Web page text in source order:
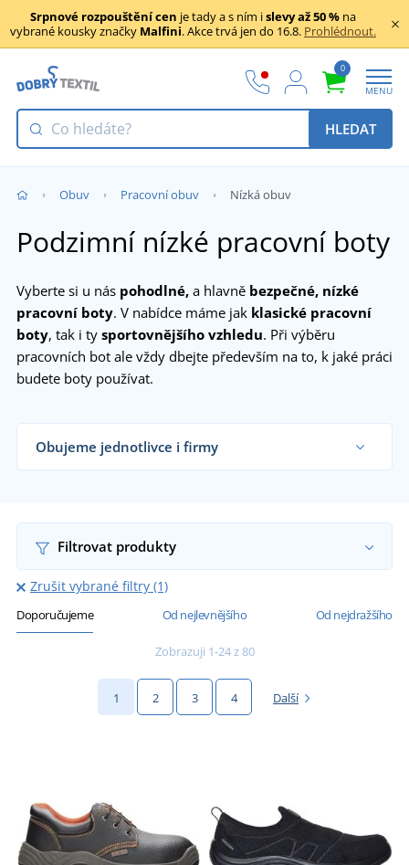
Srpnové rozpouštění cen je tady a s ním islevy až 50 % na
vybrané kousky značky Malfini. Akce trvá jen do 16.8. Prohlédnout.
0
MENU
HLEDAT
Obuv Pracovní obuv Nízká obuv
Podzimní nízké pracovní boty
Vyberte si u nás pohodlné, a hlavně bezpečné, nízké
pracovní boty. V nabídce máme jak klasické pracovní
boty, tak i ty sportovnějšího vzhledu. Při výběru
pracovních bot ale vždy dbejte především na to, k jaké práci
budete boty používat.
Obujeme jednotlivce i firmy
Filtrovat produkty
Zrušit vybrané filtry (1)
Doporučujeme Od nejlevnějšího Od nejdražšího
Zobrazuji 1-24 z 80
1 2 3 4 Další